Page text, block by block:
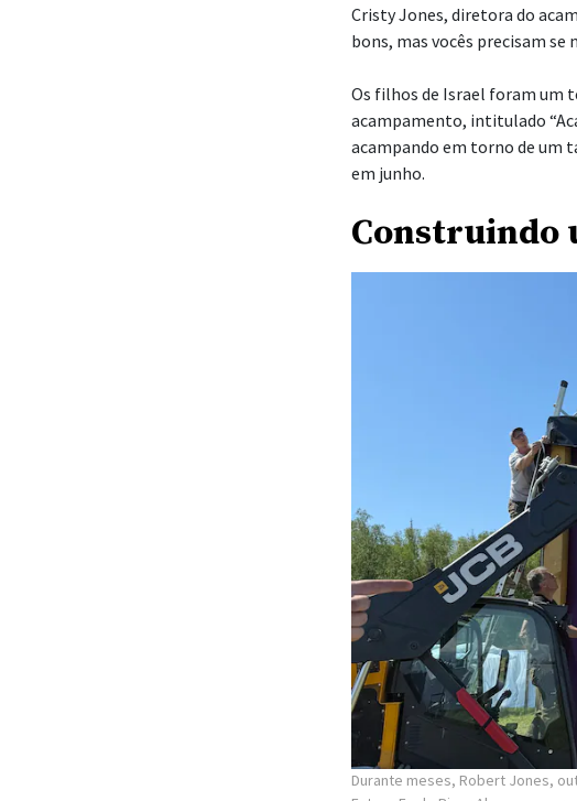
Cristy Jones, diretora do
bons, mas vocês precisam
Os filhos de Israel foram um
acampamento, intitulado
acampando em torno de um
em junho.
Construindo
Durante meses, Robert Jones,